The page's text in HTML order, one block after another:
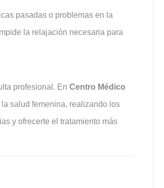
pasadas o problemas en la
la relajación necesaria para
profesional. En Centro Médico
salud femenina, realizando los
y ofrecerte el tratamiento más